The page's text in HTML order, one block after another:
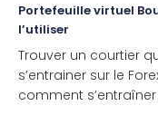
Portefeuille virtuel
l’utiliser
Trouver un courtier
s’entrainer sur le
comment
évident. Dans ce